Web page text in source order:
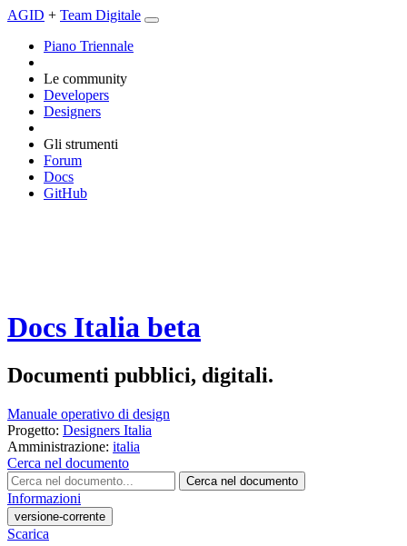
AGID + Team Digitale
Piano Triennale
Le community
Developers
Designers
Gli strumenti
Forum
Docs
GitHub
Docs Italia beta
Documenti pubblici, digitali.
Manuale operativo di design
Progetto: Designers Italia
Amministrazione: italia
Cerca nel documento
Cerca nel documento
Informazioni
versione-corrente
Scarica